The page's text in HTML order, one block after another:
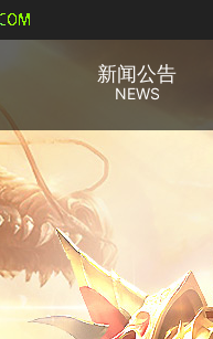
新闻公告
NEWS